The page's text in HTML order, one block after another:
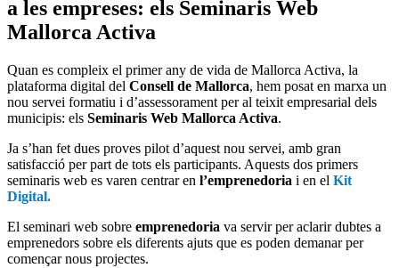
a les empreses: els Seminaris Web
Mallorca Activa
Quan es compleix el primer any de vida de Mallorca Activa, la
plataforma digital del Consell de Mallorca, hem posat en marxa un
nou servei formatiu i d’assessorament per al teixit empresarial dels
municipis: els Seminaris Web Mallorca Activa.
Ja s’han fet dues proves pilot d’aquest nou servei, amb gran
satisfacció per part de tots els participants. Aquests dos primers
seminaris web es varen centrar en l’emprenedoria i en el Kit
Digital.
El seminari web sobre emprenedoria va servir per aclarir dubtes a
emprenedors sobre els diferents ajuts que es poden demanar per
començar nous projectes.